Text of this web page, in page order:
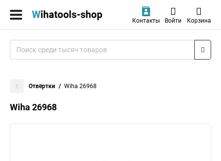
Контакты Войти Корзина
Отвёртки Wiha 26968
Wiha 26968